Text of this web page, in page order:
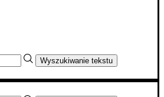
Wyszukiwanie tekstu